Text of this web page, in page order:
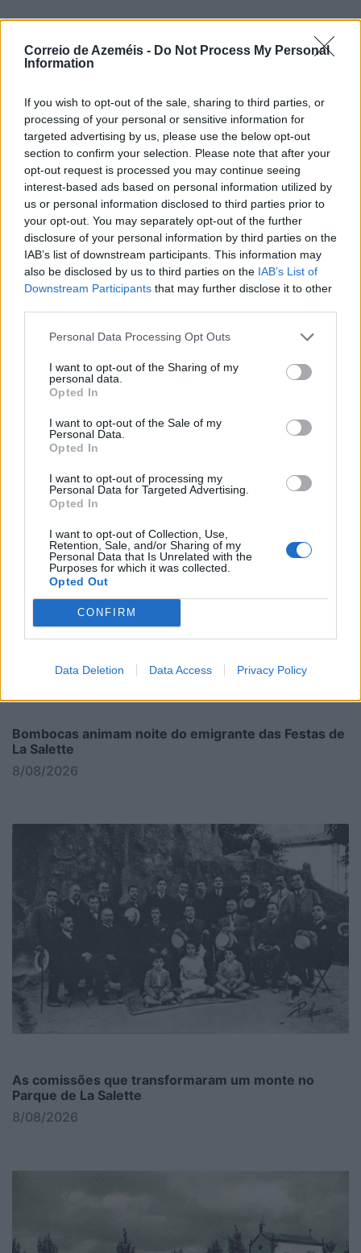
Correio de Azeméis - Do Not Process My Personal
Information
If you wish to opt-out of the sale, sharing to third parties, or
processing of your personal or sensitive information for
targeted advertising by us, please use the below opt-out
section to confirm your selection. Please note that after your
opt-out request is processed you may continue seeing
interest-based ads based on personal information utilized by
us or personal information disclosed to third parties prior to
your opt-out. You may separately opt-out of the further
disclosure of your personal information by third parties on the
IAB’s list of downstream participants. This information may
also be disclosed by us to third parties on the IAB’s List of
Downstream Participants that may further disclose it to other
Personal Data Processing Opt Outs
I want to opt-out of the Sharing of my
personal data.
Opted In
I want to opt-out of the Sale of my
Personal Data.
Opted In
I want to opt-out of processing my
Personal Data for Targeted Advertising.
Opted In
I want to opt-out of Collection, Use,
Retention, Sale, and/or Sharing of my
Personal Data that Is Unrelated with the
Purposes for which it was collected.
Opted Out
CONFIRM
Data Deletion Data Access Privacy Policy
Últimas Notícias
Oliveirense arranca na Liga 3 com um empate
caseiro
8/08/2026
Bombocas animam noite do emigrante das Festas de
La Salette
8/08/2026
As comissões que transformaram um monte no
Parque de La Salette
8/08/2026